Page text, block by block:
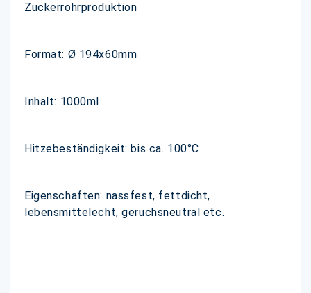
Zuckerrohrproduktion
Format: Ø 194x60mm
Inhalt: 1000ml
Hitzebeständigkeit: bis ca. 100°C
Eigenschaften: nassfest, fettdicht,
lebensmittelecht, geruchsneutral etc.